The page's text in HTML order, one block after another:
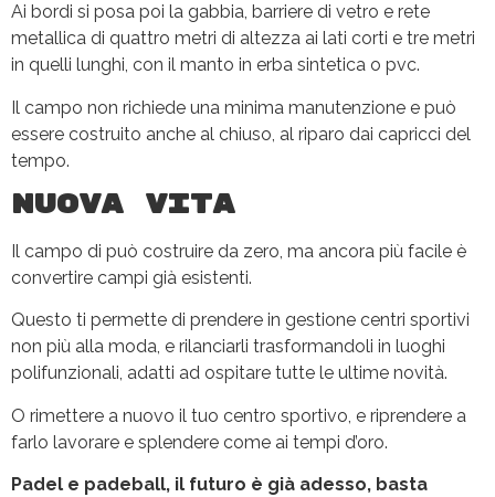
Ai bordi si posa poi la gabbia, barriere di vetro e rete
metallica di quattro metri di altezza ai lati corti e tre metri
in quelli lunghi, con il manto in erba sintetica o pvc.
Il campo non richiede una minima manutenzione e può
essere costruito anche al chiuso, al riparo dai capricci del
tempo.
Nuova vita
Il campo di può costruire da zero, ma ancora più facile è
convertire campi già esistenti.
Questo ti permette di prendere in gestione centri sportivi
non più alla moda, e rilanciarli trasformandoli in luoghi
polifunzionali, adatti ad ospitare tutte le ultime novità.
O rimettere a nuovo il tuo centro sportivo, e riprendere a
farlo lavorare e splendere come ai tempi d’oro.
Padel e padeball, il futuro è già adesso, basta